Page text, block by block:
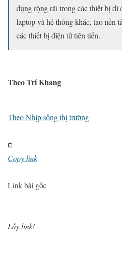
dụng rộng rãi trong các thiết bị di
laptop và hệ thống khác, tạo nền
các thiết bị điện tử tiên tiến.
Theo Trí Khang
TheoNhịp sống thị trường
Copy link
Link bài gốc
Lấy link!